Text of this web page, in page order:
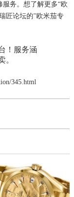
务。想了解更多“欧
匠论坛的"欧米茄专
345.html